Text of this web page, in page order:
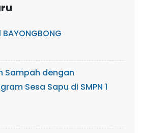
Sampah dengan
Sesa Sapu di SMPN 1